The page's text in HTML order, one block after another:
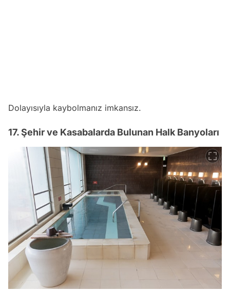
Dolayısıyla kaybolmanız imkansız.
17. Şehir ve Kasabalarda Bulunan Halk Banyoları